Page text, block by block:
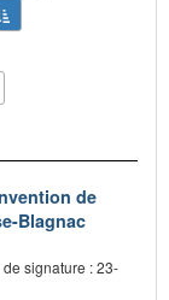
de
Blagnac
de signature : 23-